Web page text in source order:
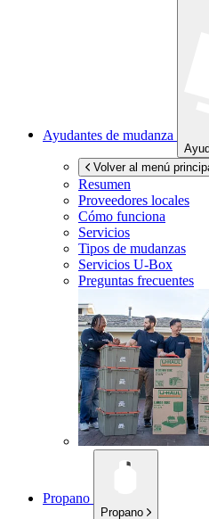
Ayudantes de mudanza
Volver al menú
Resumen
Proveedores locales
Cómo funciona
Servicios
Tipos de mudanzas
Servicios U-Box
Preguntas frecuentes
Propano
Propano